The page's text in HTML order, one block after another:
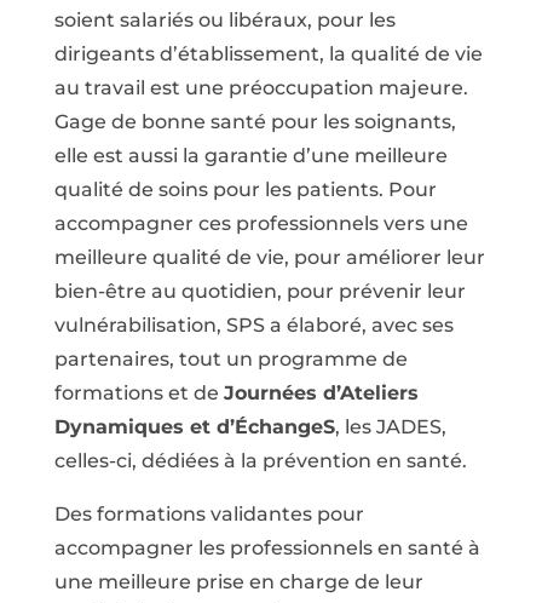
soient salariés ou libéraux, pour les
dirigeants d’établissement, la qualité de vie
au travail est une préoccupation majeure.
Gage de bonne santé pour les soignants,
elle est aussi la garantie d’une meilleure
qualité de soins pour les patients. Pour
accompagner ces professionnels vers une
meilleure qualité de vie, pour améliorer leur
bien-être au quotidien, pour prévenir leur
vulnérabilisation, SPS a élaboré, avec ses
partenaires, tout un programme de
formations et de Journées d’Ateliers
Dynamiques et d’ÉchangeS, les JADES,
celles-ci, dédiées à la prévention en santé.
Des formations validantes pour
accompagner les professionnels en santé à
une meilleure prise en charge de leur